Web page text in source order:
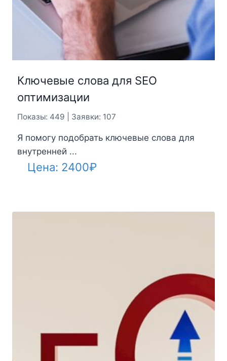
Ключевые слова для SEO
оптимизации
Показы: 449 | Заявки: 107
Я помогу подобрать ключевые слова для
внутренней ...
Цена: 2400₽